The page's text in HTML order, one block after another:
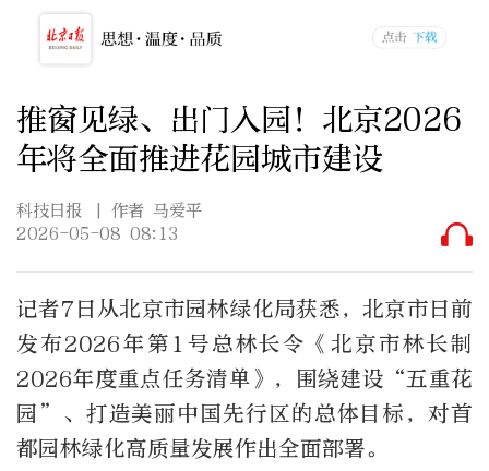
推窗见绿、出门入园！北京2026
年将全面推进花园城市建设
科技日报
| 作者 马爱平
2026-05-08 08:13
记者7日从北京市园林绿化局获悉，北京市日前
发布2026年第1号总林长令《北京市林长制
2026年度重点任务清单》，围绕建设“五重花
园”、打造美丽中国先行区的总体目标，对首
都园林绿化高质量发展作出全面部署。